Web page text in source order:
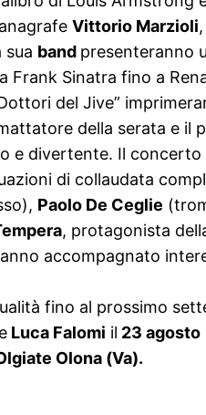
Vittorio Marzioli
sua band presenteranno
Frank Sinatra fino a
del Jive”
della serata e il
e divertente. Il
di collaudata
Paolo De Ceglie
, protagonista
accompagnato
fino al prossimo
Luca Falomi il 23 agosto
Olona (Va).